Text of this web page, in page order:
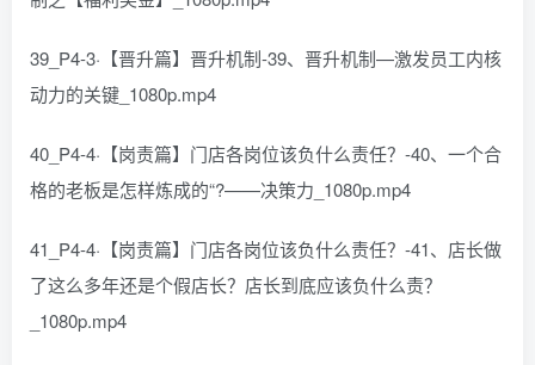
39_P4-3·【晋升篇】晋升机制-39、晋升机制—激发员工内核
动力的关键_1080p.mp4
40_P4-4·【岗责篇】门店各岗位该负什么责任？-40、一个合
格的老板是怎样炼成的“?——决策力_1080p.mp4
41_P4-4·【岗责篇】门店各岗位该负什么责任？-41、店长做
了这么多年还是个假店长？店长到底应该负什么责？
_1080p.mp4